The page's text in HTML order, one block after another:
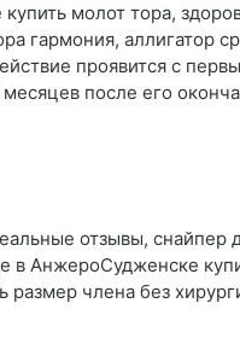
молот тора,
гармония, аллигатор
проявится с
после его
отзывы, снайпер
в АнжероСудженске
члена без